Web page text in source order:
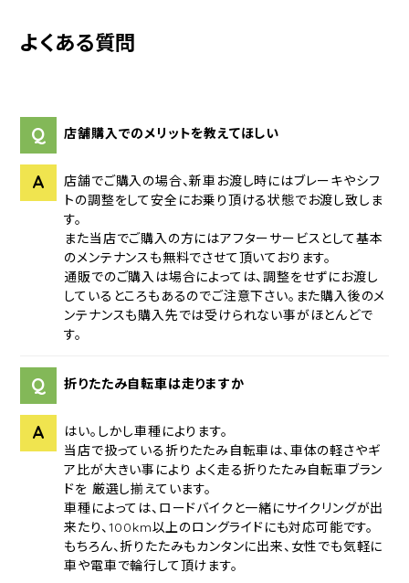
よくある質問
Q 店舗購入でのメリットを教えてほしい
A
店舗でご購入の場合、新車お渡し時にはブレーキやシフ
トの調整をして安全にお乗り頂ける状態でお渡し致しま
す。
また当店でご購入の方にはアフターサービスとして基本
のメンテナンスも無料でさせて頂いております。
通販でのご購入は場合によっては、調整をせずにお渡し
しているところもあるのでご注意下さい。また購入後のメ
ンテナンスも購入先では受けられない事がほとんどで
す。
Q 折りたたみ自転車は走りますか
A
はい。しかし車種によります。
当店で扱っている折りたたみ自転車は、車体の軽さやギ
ア比が大きい事により よく走る折りたたみ自転車ブラン
ドを 厳選し揃えています。
車種によっては、ロードバイクと一緒にサイクリングが出
来たり、100km以上のロングライドにも対応可能です。
もちろん、折りたたみもカンタンに出来、女性でも気軽に
車や電車で輪行して頂けます。